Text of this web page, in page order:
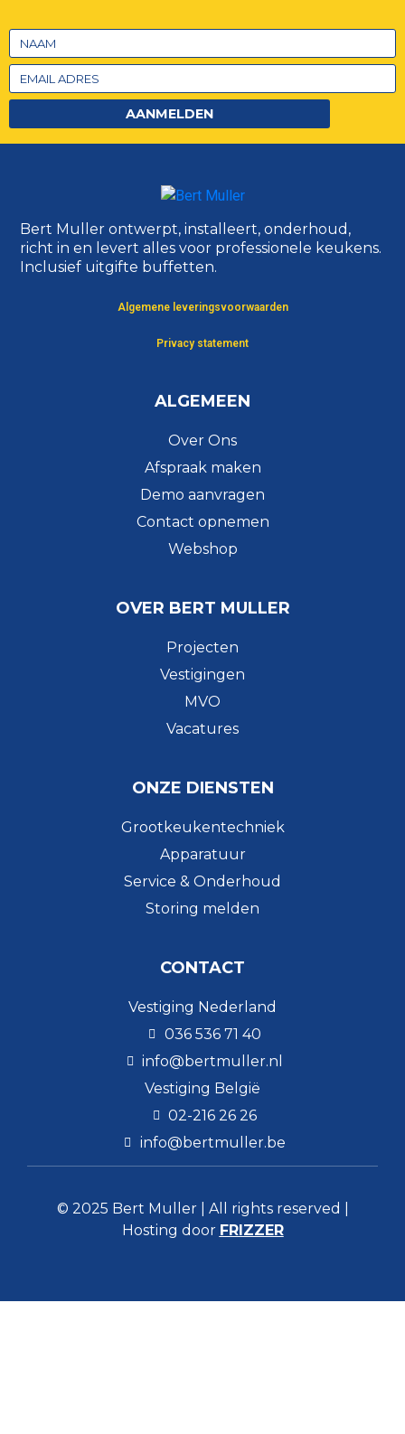
AANMELDEN
Bert Muller ontwerpt, installeert, onderhoud,
richt in en levert alles voor professionele keukens.
Inclusief uitgifte buffetten.
Algemene leveringsvoorwaarden
Privacy statement
ALGEMEEN
Over Ons
Afspraak maken
Demo aanvragen
Contact opnemen
Webshop
OVER BERT MULLER
Projecten
Vestigingen
MVO
Vacatures
ONZE DIENSTEN
Grootkeukentechniek
Apparatuur
Service & Onderhoud
Storing melden
CONTACT
Vestiging Nederland
036 536 71 40
info@bertmuller.nl
Vestiging België
02-216 26 26
info@bertmuller.be
© 2025 Bert Muller | All rights reserved |
Hosting door FRIZZER